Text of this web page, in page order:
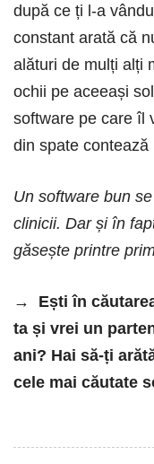
după ce ți l-a
constant arată că
alături de mulți alți
ochii pe aceeași
software pe care îl
din spate
Un software bun
clinicii. Dar și în
găsește printre
→ Ești în
ta și vrei un
ani? Hai să-ți
cele mai căutate